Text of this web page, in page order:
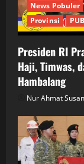
News Pobuler
Provinsi
Presiden RI
Haji, Timwas,
Hambalang
Nur Ahmat